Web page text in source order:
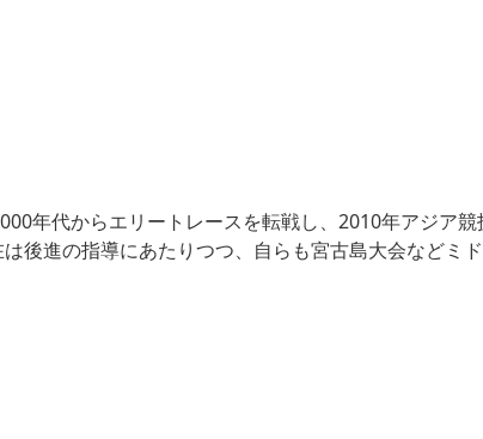
年代からエリートレースを転戦し、2010年アジア
後進の指導にあたりつつ、自らも宮古島大会などミ